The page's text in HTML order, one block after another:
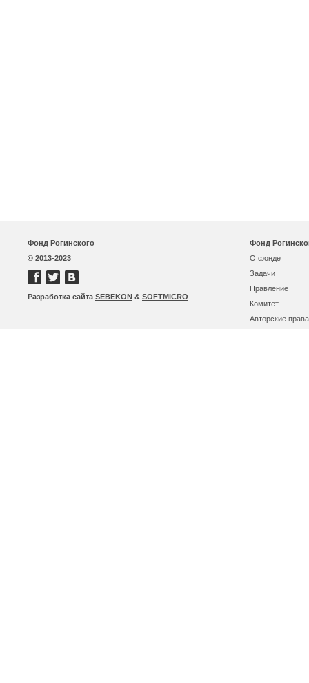
Фонд Рогинского
© 2013-2023
Разработка сайта SEBEKON & SOFTMICRO
Фонд
О фонде
Задачи
Правление
Комитет
Авторские права